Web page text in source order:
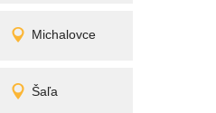
Michalovce
Detail
promítání
Šaľa
Detail
promítání